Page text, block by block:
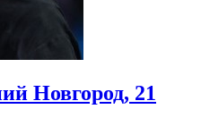
Новгород, 21